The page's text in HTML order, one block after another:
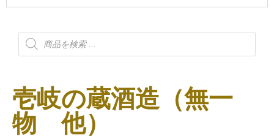
壱岐の蔵酒造（無一
物 他）